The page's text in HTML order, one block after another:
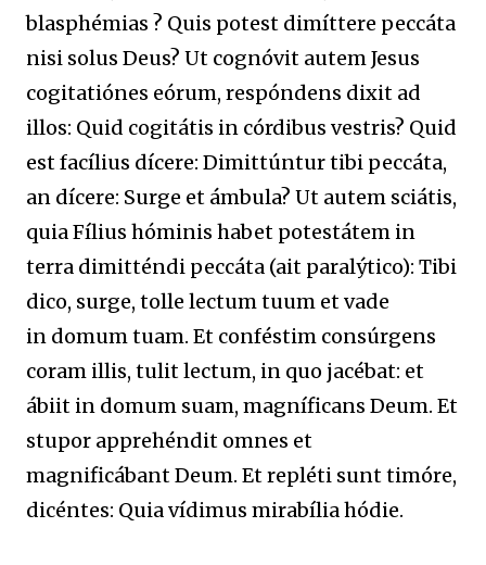
blasphémias ? Quis potest dimíttere peccáta
nisi solus Deus? Ut cognóvit autem Jesus
cogitatiónes eórum, respóndens dixit ad
illos: Quid cogitátis in córdibus vestris? Quid
est facílius dícere: Dimittúntur tibi peccáta,
an dícere: Surge et ámbula? Ut autem sciátis,
quia Fílius hóminis habet potestátem in
terra dimitténdi peccáta (ait paralýtico): Tibi
dico, surge, tolle lectum tuum et vade
in domum tuam. Et conféstim consúrgens
coram illis, tulit lectum, in quo jacébat: et
ábiit in domum suam, magníficans Deum. Et
stupor apprehéndit omnes et
magnificábant Deum. Et repléti sunt timóre,
dicéntes: Quia vídimus mirabília hódie.